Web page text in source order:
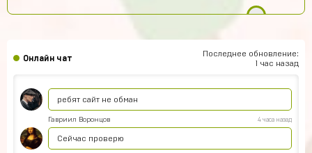
Онлайн чат
Последнее обновление:
1 час назад
Аккаунт пришёл
ребят сайт не обман
Гавриил Воронцов 4 часа назад
Сейчас проверю